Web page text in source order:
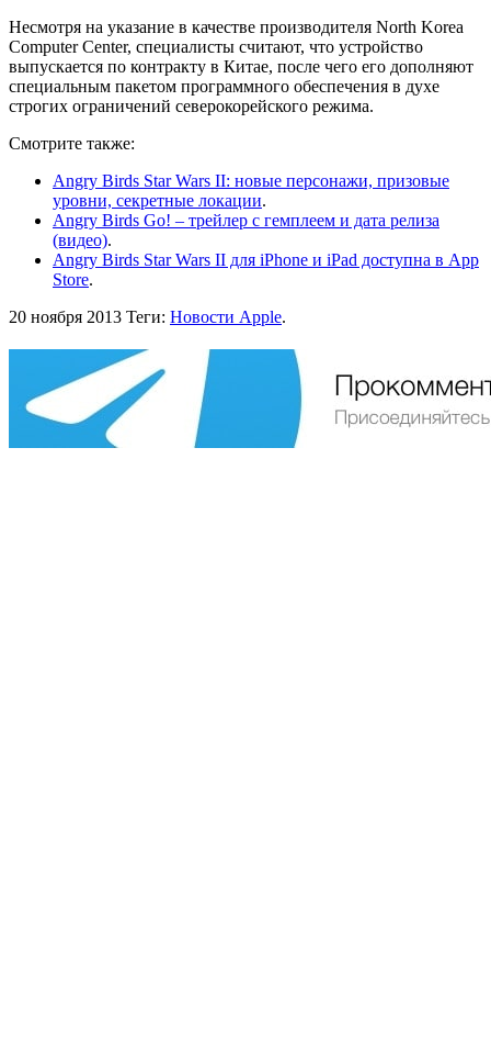
Несмотря на указание в качестве производителя North Korea
Computer Center, специалисты считают, что устройство
выпускается по контракту в Китае, после чего его дополняют
специальным пакетом программного обеспечения в духе
строгих ограничений северокорейского режима.
Смотрите также:
Angry Birds Star Wars II: новые персонажи, призовые
уровни, секретные локации.
Angry Birds Go! – трейлер с гемплеем и дата релиза
(видео).
Angry Birds Star Wars II для iPhone и iPad доступна в App
Store.
20 ноября 2013 Теги: Новости Apple.